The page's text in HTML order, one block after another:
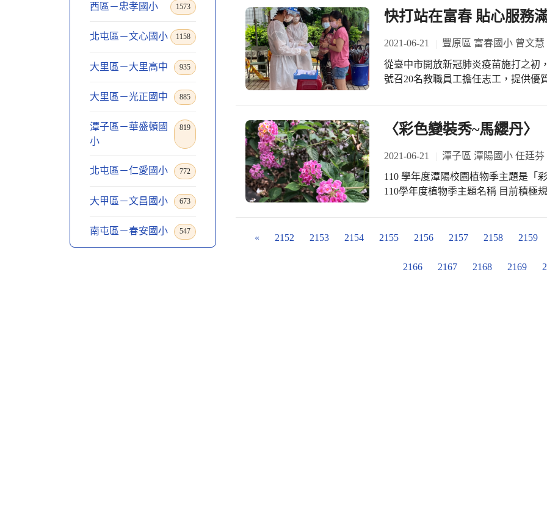
西區－忠孝國小 1573
北屯區－文心國小 1158
大里區－大里高中 935
大里區－光正國中 885
潭子區－華盛頓國
小
819
北屯區－仁愛國小 772
大甲區－文昌國小 673
南屯區－春安國小 547
愛。 這是大里國小美術領域專任 陳
花了將近2個月的時間，全六年級學
次的包層，最後再進行塗色打底，最
同，由五位級任老師--曾榮豐、林于
完成了可愛又盛大的作品總集。 還
竟然是停課不停學的課表，非常的用
快打站在富春 貼心服務
2021-06-21 豐原區 富春國小 曾文慧
從臺中市開放新冠肺炎疫苗施打之初
號召20名教職員工擔任志工，提供優
為了讓醫師評估、護理師施打的作業
町式之注射方式，先讓老人家安坐，
藥、慢性病史並評估後施打疫苗，確
升，富春服務團隊更利用群組分享各
式，更因應氣候之改變，在滂沱大雨
順利的完成疫苗施打。礙於陪同家屬
馨畫面。 富春國小李秀櫻校長表示，現今疫情嚴峻，在三級警戒的狀態下，學生只
〈彩色變裝秀~馬纓丹〉
2021-06-21 潭子區 潭陽國小 任廷芬
110 學年度潭陽校園植物季主題是「
110學年度植物季主題名稱 目前積極
丹、細葉馬纓丹、小葉馬纓丹 馬纓丹
彩花、臭草、臭金鳳、五雷丹、五色
原本主要分布於南美洲、西印度，馬
« 2152 2153 2154 2155 2156 2157 2158 2159
2166 2167 2168 2169